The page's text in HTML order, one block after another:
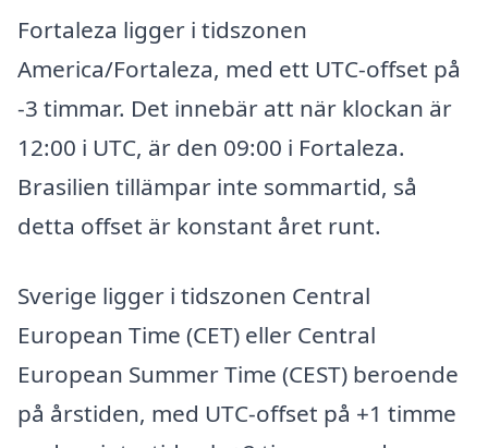
Fortaleza ligger i tidszonen
America/Fortaleza, med ett UTC-offset på
-3 timmar. Det innebär att när klockan är
12:00 i UTC, är den 09:00 i Fortaleza.
Brasilien tillämpar inte sommartid, så
detta offset är konstant året runt.
Sverige ligger i tidszonen Central
European Time (CET) eller Central
European Summer Time (CEST) beroende
på årstiden, med UTC-offset på +1 timme